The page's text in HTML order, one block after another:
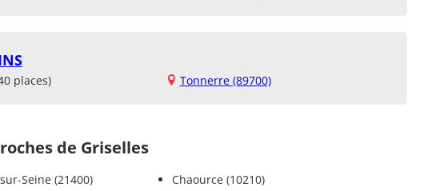
places) Tonnerre (89700)
de Griselles
Seine (21400)
Chaource (10210)